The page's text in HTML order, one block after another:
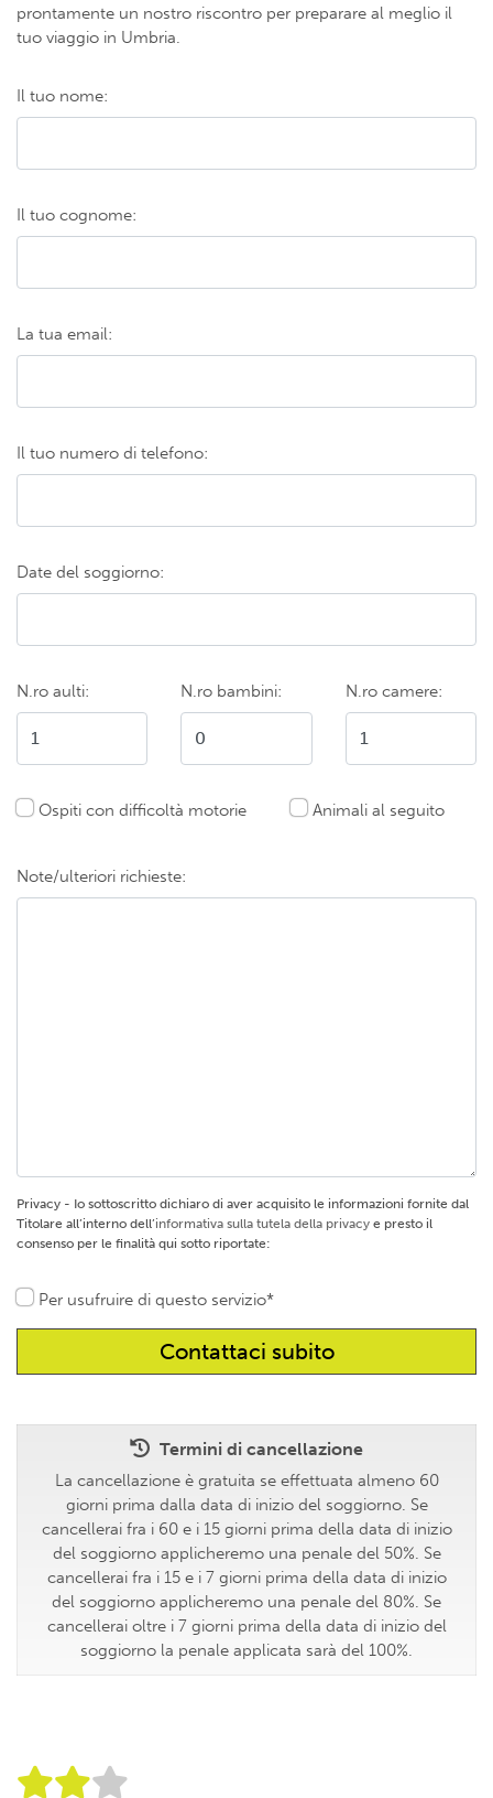
prontamente un nostro riscontro per preparare al meglio il
tuo viaggio in Umbria.
Il tuo nome:
Il tuo cognome:
La tua email:
Il tuo numero di telefono:
Date del soggiorno:
N.ro aulti: N.ro bambini: N.ro camere:
Ospiti con difficoltà motorie Animali al seguito
Note/ulteriori richieste:
Privacy - Io sottoscritto dichiaro di aver acquisito le informazioni fornite dal
Titolare all’interno dell’informativa sulla tutela della privacy e presto il
consenso per le finalità qui sotto riportate:
Per usufruire di questo servizio*
Termini di cancellazione
La cancellazione è gratuita se effettuata almeno 60
giorni prima dalla data di inizio del soggiorno. Se
cancellerai fra i 60 e i 15 giorni prima della data di inizio
del soggiorno applicheremo una penale del 50%. Se
cancellerai fra i 15 e i 7 giorni prima della data di inizio
del soggiorno applicheremo una penale del 80%. Se
cancellerai oltre i 7 giorni prima della data di inizio del
soggiorno la penale applicata sarà del 100%.